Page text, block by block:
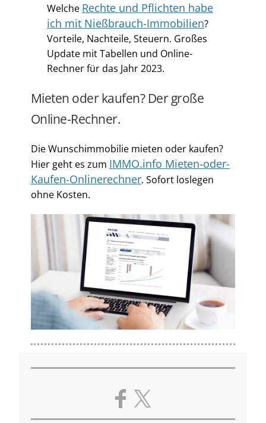
Welche Rechte und Pflichten habe
ich mit Nießbrauch-Immobilien?
Vorteile, Nachteile, Steuern. Großes
Update mit Tabellen und Online-
Rechner für das Jahr 2023.
Mieten oder kaufen? Der große
Online-Rechner.
Die Wunschimmobilie mieten oder kaufen?
Hier geht es zum IMMO.info Mieten-oder-
Kaufen-Onlinerechner. Sofort loslegen
ohne Kosten.